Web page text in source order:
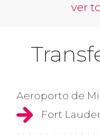
ver
Aeroporto de
Fort